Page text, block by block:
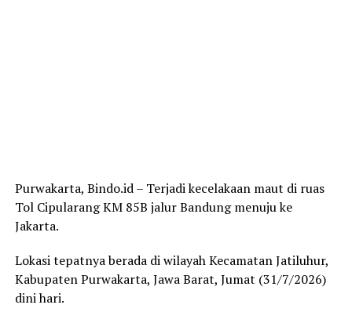
Purwakarta, Bindo.id – Terjadi kecelakaan maut di ruas
Tol Cipularang KM 85B jalur Bandung menuju ke
Jakarta.
Lokasi tepatnya berada di wilayah Kecamatan Jatiluhur,
Kabupaten Purwakarta, Jawa Barat, Jumat (31/7/2026)
dini hari.